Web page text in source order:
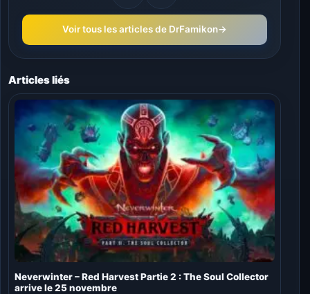
Voir tous les articles de DrFamikon→
Articles liés
Neverwinter – Red Harvest Partie 2 : The Soul Collector
arrive le 25 novembre